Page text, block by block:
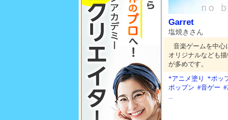
Garret
塩焼きさん
音楽ゲームを中心
オリジナルなども
が多めです。
*アニメ塗り *ポッ
ポップン #音ゲー
...